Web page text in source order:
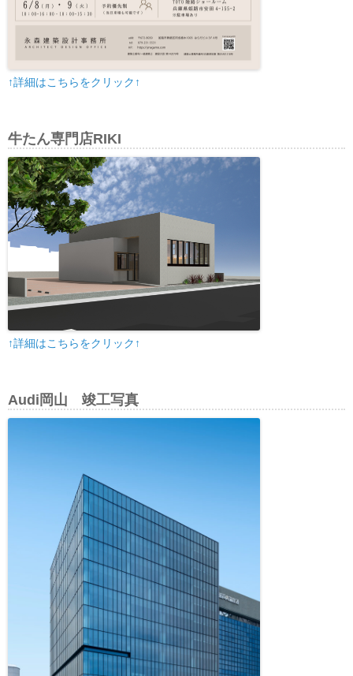
↑詳細はこちらをクリック↑
牛たん専門店RIKI
↑詳細はこちらをクリック↑
Audi岡山 竣工写真